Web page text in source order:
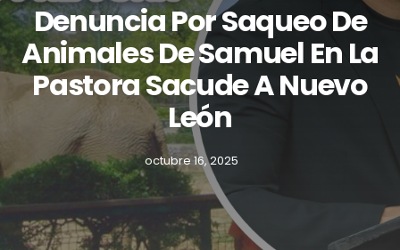
Denuncia Por Saqueo De
Animales De Samuel En La
Pastora Sacude A Nuevo
León
octubre 16, 2025